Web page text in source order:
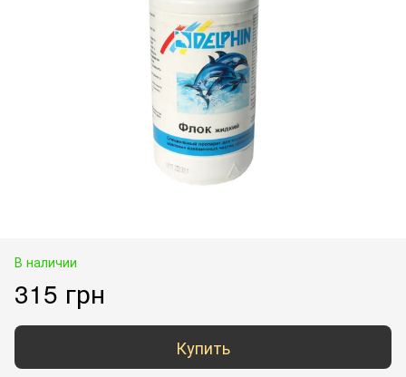
В наличии
315 грн
Купить